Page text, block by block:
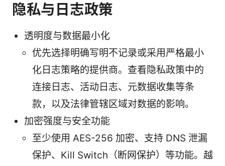
隐私与日志政策
透明度与数据最小化
优先选择明确写明不记录或采用严格最小
化日志策略的提供商。查看隐私政策中的
连接日志、活动日志、元数据收集等条
款，以及法律管辖区域对数据的影响。
加密强度与安全功能
至少使用 AES-256 加密、支持 DNS 泄漏
保护、Kill Switch（断网保护）等功能。越